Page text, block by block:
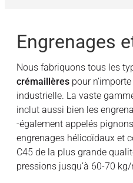
Engrenages
Nous fabriquons tous les
crémaillères pour
industrielle. La vaste
inclut aussi bien les
-également appelés
engrenages hélicoïdaux et
C45 de la plus grande
pressions jusqu’à 60-70 kg/